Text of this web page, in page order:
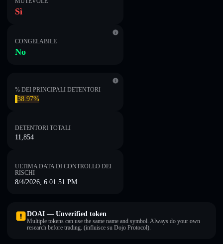
Sì
CONGELABILE
No
% DEI PRINCIPALI DETENTORI
38.97%
DETENTORI TOTALI
11,854
ULTIMA DATA DI CONTROLLO DEI
RISCHI
8/4/2026, 6:01:51 PM
DOAI — Unverified token
Multiple tokens can use the same name and symbol. Always do your own
research before trading. (influisce su Dojo Protocol).